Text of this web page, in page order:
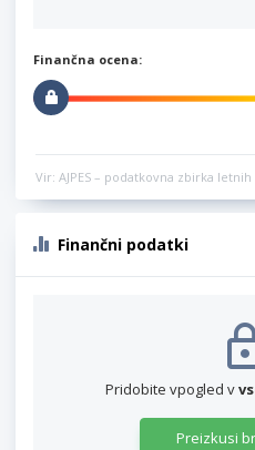
Finančna ocena:
Vir: AJPES – podatkovna zbirka
Finančni podatki
Pridobite vpogled v
Preizkusi